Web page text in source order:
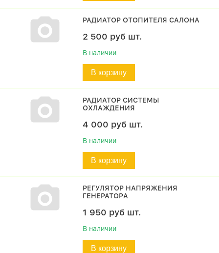
РАДИАТОР ОТОПИТЕЛЯ САЛОНА
2 500 руб шт.
В наличии
В корзину
РАДИАТОР СИСТЕМЫ
ОХЛАЖДЕНИЯ
4 000 руб шт.
В наличии
В корзину
РЕГУЛЯТОР НАПРЯЖЕНИЯ
ГЕНЕРАТОРA
1 950 руб шт.
В наличии
В корзину